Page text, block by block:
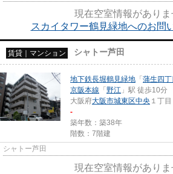
現在空室情報がありま
スカイタワー鶴見緑地へのお問
賃貸｜マンション シャトー芦田
地下鉄長堀鶴見緑地 「 蒲生四丁
京阪本線 「 野江 」駅 徒歩10分
大阪府大阪市城東区中央 １丁目
-
築年数：築38年
階数：7階建
シャトー芦田
現在空室情報がありま